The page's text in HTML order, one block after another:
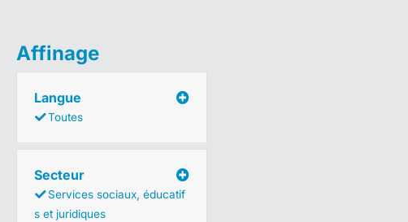
Affinage
Langue
Toutes
Secteur
Services sociaux, éducatif
s et juridiques